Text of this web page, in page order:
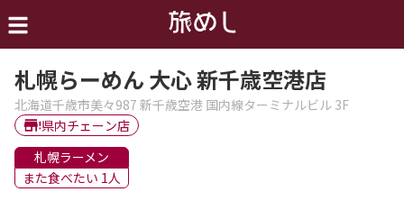
札幌らーめん 大心 新千歳空港店
北海道千歳市美々987 新千歳空港 国内線ターミナルビル 3F
県内チェーン店
札幌ラーメン
また食べたい 1人